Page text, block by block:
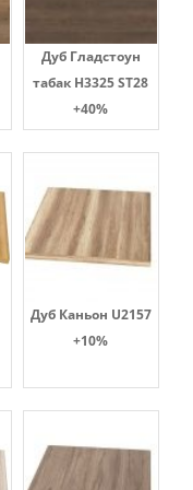
Дуб Гладстоун
табак H3325 ST28
+40%
Дуб Каньон U2157
+10%